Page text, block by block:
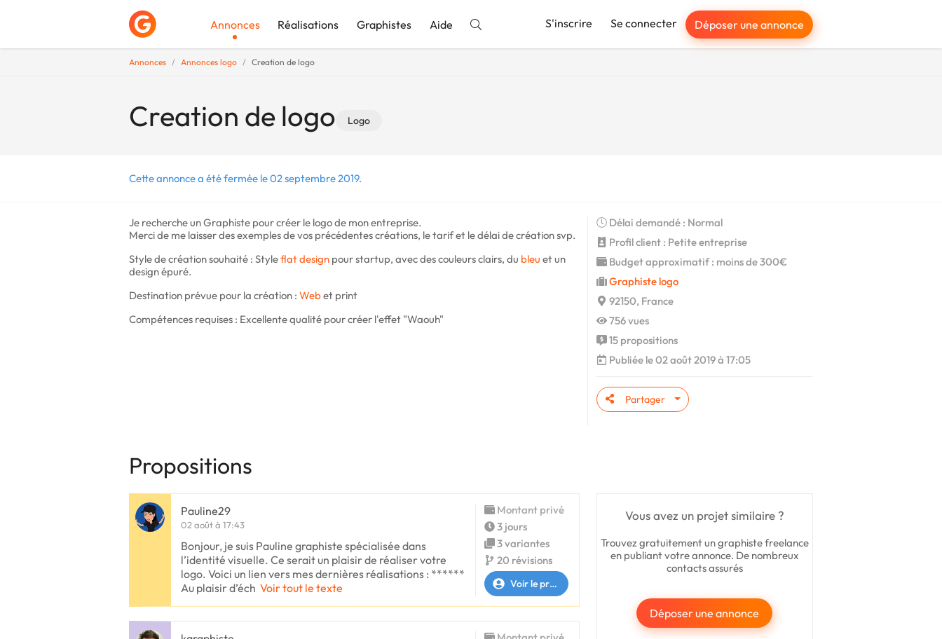
Annonces Réalisations Graphistes Aide S'inscrire Se connecter Déposer une annonce
Annonces Annonces logo Creation de logo
Creation de logo Logo
Cette annonce a été fermée le 02 septembre 2019.
Je recherche un Graphiste pour créer le logo de mon entreprise.
Merci de me laisser des exemples de vos précédentes créations, le tarif et le délai de création svp.
Style de création souhaité : Styleflat design pour startup, avec des couleurs clairs, du bleu et un
design épuré.
Destination prévue pour la création : Webet print
Compétences requises : Excellente qualité pour créer l'effet "Waouh"
Délai demandé : Normal
Profil client : Petite entreprise
Budget approximatif : moins de 300€
Graphiste logo
92150, France
756 vues
15 propositions
Publiée le 02 août 2019 à 17:05
Partager
Propositions
Vous avez un projet similaire ?
Trouvez gratuitement un graphiste freelance
en publiant votre annonce. De nombreux
contacts assurés
Déposer une annonce
Pauline29
02 août à 17:43
Bonjour, je suis Pauline graphiste spécialisée dans
l’identité visuelle. Ce serait un plaisir de réaliser votre
logo. Voici un lien vers mes dernières réalisations : ******
Au plaisir d’éch Voir tout le texte
Montant privé
3 jours
3 variantes
20 révisions
Voir le profil